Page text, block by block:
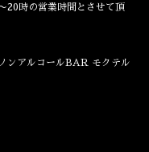
20時の営業時間とさせて頂
ンアルコールBAR モクテル